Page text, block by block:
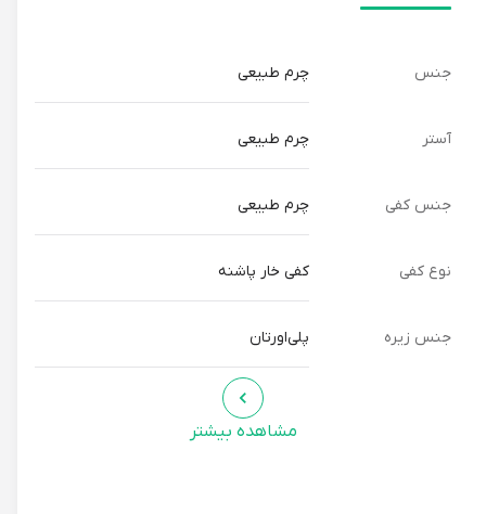
* نوع پنجه پهن: پنجه پهن، فضای کافی برای انگشتان پا فراهم می
* نحوه بسته شدن یکسره: این مدل بسته شدن، آسوده تر است و
به پا احساس راحتی می دهد.
تگ انحصاری: کفش خار پاشنه
کفش روشن Mount با رنگ مشکی، با هر استایلی ست می شود. از
شلوار جین و پیراهن ساده تا دامن و بلوز، این کفش انتخابی عالی
برای ظاهر زیبا و احساس راحتی در طول روز است.
جنس چرم طبیعی
آستر چرم طبیعی
جنس کفی چرم طبیعی
نوع کفی کفی خار پاشنه
جنس زیره پلی‌اورتان
مشاهده بیشتر